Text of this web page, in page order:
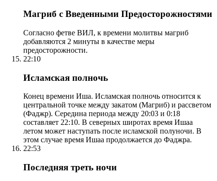
Магриб с Введенными Предосторожностями
Согласно фетве ВИЛ, к времени молитвы магриб
добавляются 2 минуты в качестве меры
предосторожности.
22:10
Исламская полночь
Конец времени Иша. Исламская полночь относится к
центральной точке между закатом (Магриб) и рассветом
(Фаджр). Середина периода между 20:03 и 0:18
составляет 22:10. В северных широтах время Ишаа
летом может наступать после исламской полуночи. В
этом случае время Ишаа продолжается до Фаджра.
22:53
Последняя треть ночи